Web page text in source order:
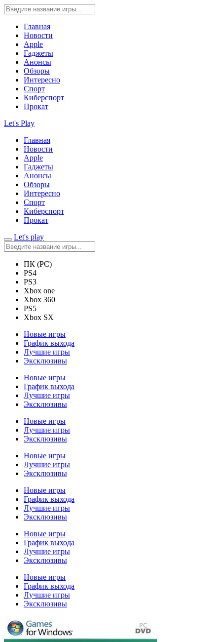
Главная
Новости
Apple
Гаджеты
Анонсы
Обзоры
Интересно
Спорт
Киберспорт
Прокат
Let's Play
Главная
Новости
Apple
Гаджеты
Анонсы
Обзоры
Интересно
Спорт
Киберспорт
Прокат
Let's play
ПК (PC)
PS4
PS3
Xbox one
Xbox 360
PS5
Xbox SX
Новые игры
График выхода
Лучшие игры
Эксклюзивы
Новые игры
График выхода
Лучшие игры
Эксклюзивы
Новые игры
Лучшие игры
Эксклюзивы
Новые игры
Лучшие игры
Эксклюзивы
Новые игры
График выхода
Лучшие игры
Эксклюзивы
Новые игры
График выхода
Лучшие игры
Эксклюзивы
Новые игры
График выхода
Лучшие игры
Эксклюзивы